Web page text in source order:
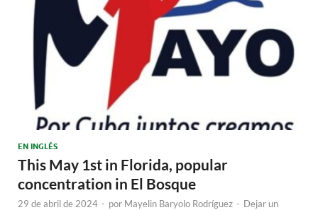
EN INGLÉS
This May 1st in Florida, popular
concentration in El Bosque
29 de abril de 2024 - por Mayelin Baryolo Rodríguez - Dejar un